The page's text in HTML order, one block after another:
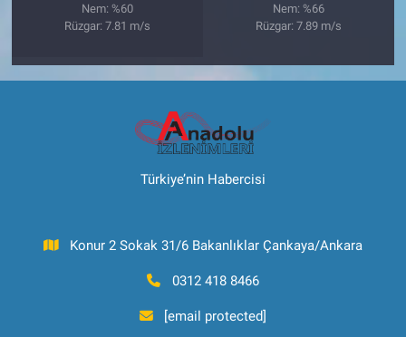
Nem: %60
Rüzgar: 7.81 m/s
Nem: %66
Rüzgar: 7.89 m/s
Türkiye’nin Habercisi
Konur 2 Sokak 31/6 Bakanlıklar Çankaya/Ankara
0312 418 8466
[email protected]